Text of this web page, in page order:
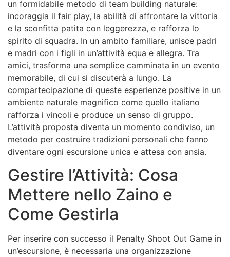
un formidabile metodo di team building naturale:
incoraggia il fair play, la abilità di affrontare la vittoria
e la sconfitta patita con leggerezza, e rafforza lo
spirito di squadra. In un ambito familiare, unisce padri
e madri con i figli in un’attività equa e allegra. Tra
amici, trasforma una semplice camminata in un evento
memorabile, di cui si discuterà a lungo. La
compartecipazione di queste esperienze positive in un
ambiente naturale magnifico come quello italiano
rafforza i vincoli e produce un senso di gruppo.
L’attività proposta diventa un momento condiviso, un
metodo per costruire tradizioni personali che fanno
diventare ogni escursione unica e attesa con ansia.
Gestire l’Attività: Cosa
Mettere nello Zaino e
Come Gestirla
Per inserire con successo il Penalty Shoot Out Game in
un’escursione, è necessaria una organizzazione